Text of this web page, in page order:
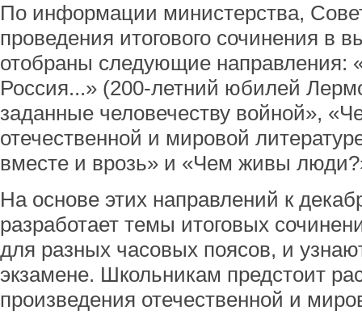
По информации министерства,
проведения итогового сочинения в
отобраны следующие направления:
Россия...» (200-летний юбилей
заданные человечеству войной»,
отечественной и мировой
вместе и врозь» и «Чем живы
На основе этих направлений к
разработает темы итоговых
для разных часовых поясов, и
экзамене. Школьникам предстоит
произведения отечественной и